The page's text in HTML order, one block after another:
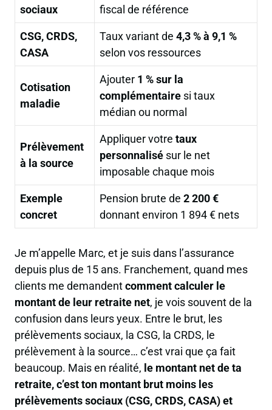
sociaux
fiscal de référence
CSG, CRDS,
CASA
Taux variant de 4,3 % à 9,1 %
selon vos ressources
Cotisation
maladie
Ajouter 1 % sur la
complémentaire si taux
médian ou normal
Prélèvement
à la source
Appliquer votre taux
personnalisé sur le net
imposable chaque mois
Exemple
concret
Pension brute de 2 200 €
donnant environ 1 894 € nets
Je m’appelle Marc, et je suis dans l’assurance
depuis plus de 15 ans. Franchement, quand mes
clients me demandentcomment calculer le
montant de leur retraite net, je vois souvent de la
confusion dans leurs yeux. Entre le brut, les
prélèvements sociaux, la CSG, la CRDS, le
prélèvement à la source… c’est vrai que ça fait
beaucoup. Mais en réalité, le montant net de ta
retraite, c’est ton montant brut moins les
prélèvements sociaux (CSG, CRDS, CASA) et